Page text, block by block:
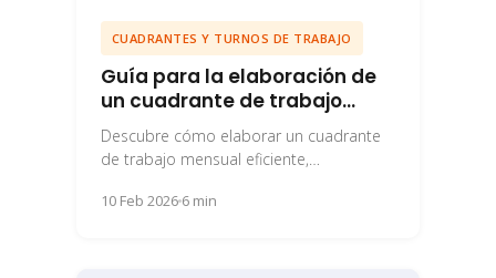
CUADRANTES Y TURNOS DE TRABAJO
Guía para la elaboración de
un cuadrante de trabajo
mensual
Descubre cómo elaborar un cuadrante
de trabajo mensual eficiente,
empresa y el bienestar de tus...
10 Feb 20266 min